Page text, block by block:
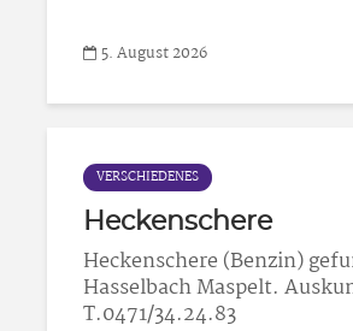
5. August 2026
VERSCHIEDENES
Heckenschere
Heckenschere (Benzin)
Hasselbach Maspelt.
T.0471/34.24.83